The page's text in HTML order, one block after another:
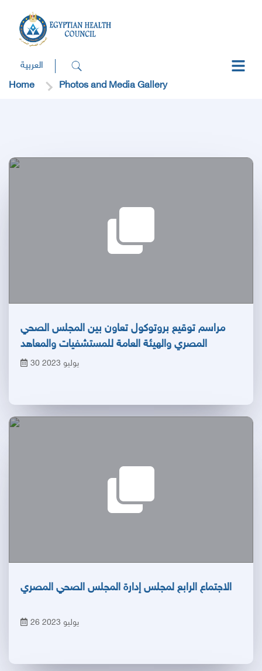
العربية
Home
Photos and Media Gallery
مراسم توقيع بروتوكول تعاون بين المجلس الصحي
المصري والهيئة العامة للمستشفيات والمعاهد
التعليمية
30 يوليو 2023
الاجتماع الرابع لمجلس إدارة المجلس الصحي المصري
26 يوليو 2023